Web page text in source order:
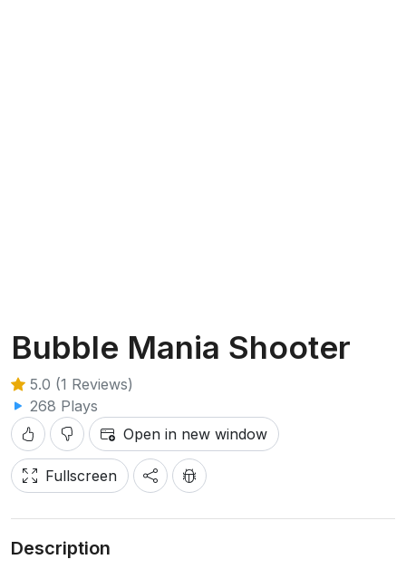
Bubble Mania Shooter
5.0 (1 Reviews)
268 Plays
Open in new window
Fullscreen
Description